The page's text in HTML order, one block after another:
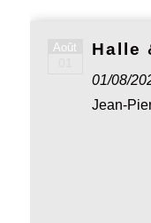
Août Halle
01/08/
Jean-